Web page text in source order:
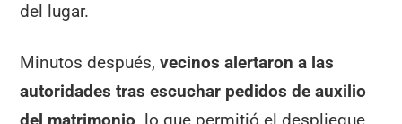
del lugar.
Minutos después,vecinos alertaron a las
autoridades tras escuchar pedidos de auxilio
del matrimonio, lo que permitió el despliegue